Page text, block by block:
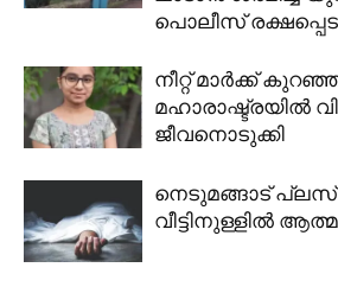
പൊലീസ്
നീറ്റ് മാർക്ക്
മഹാരാഷ്ട്രയിൽ
ജീവനൊടുക്കി
നെടുമങ്ങാട് പ്ലസ്
വീട്ടിനുള്ളിൽ